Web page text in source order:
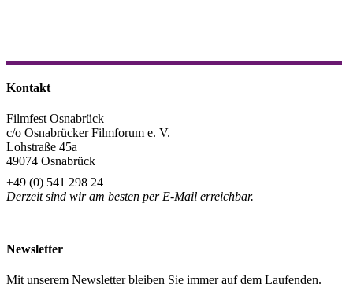
Kontakt
Filmfest Osnabrück
c/o Osnabrücker Filmforum e. V.
Lohstraße 45a
49074 Osnabrück
+49 (0) 541 298 24
Derzeit sind wir am besten per E-Mail erreichbar.
Newsletter
Mit unserem Newsletter bleiben Sie immer auf dem Laufenden.